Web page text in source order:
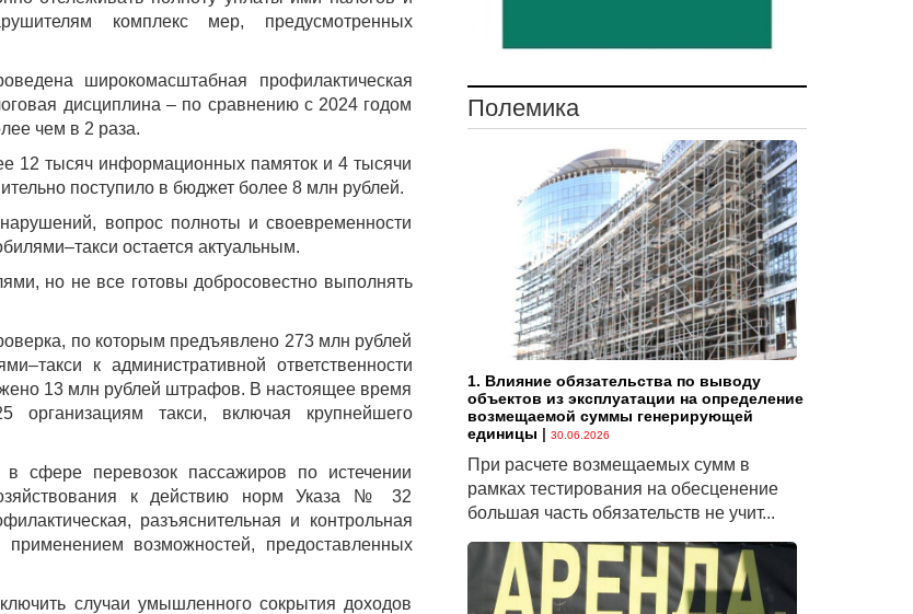
комплекс мер, предусмотренных
широкомасштабная профилактическая
дисциплина – по сравнению с 2024 годом
чем в 2 раза.
12 тысяч информационных памяток и 4 тысячи
поступило в бюджет более 8 млн рублей.
вопрос полноты и своевременности
остается актуальным.
но не все готовы добросовестно выполнять
по которым предъявлено 273 млн рублей
к административной ответственности
13 млн рублей штрафов. В настоящее время
организациям такси, включая крупнейшего
сфере перевозок пассажиров по истечении
к действию норм Указа № 32
разъяснительная и контрольная
возможностей, предоставленных
случаи умышленного сокрытия доходов
Полемика
1. Влияние обязательства по выводу
объектов из эксплуатации на определение
возмещаемой суммы генерирующей
единицы | 30.06.2026
При расчете возмещаемых сумм в
рамках тестирования на обесценение
большая часть обязательств не учит...